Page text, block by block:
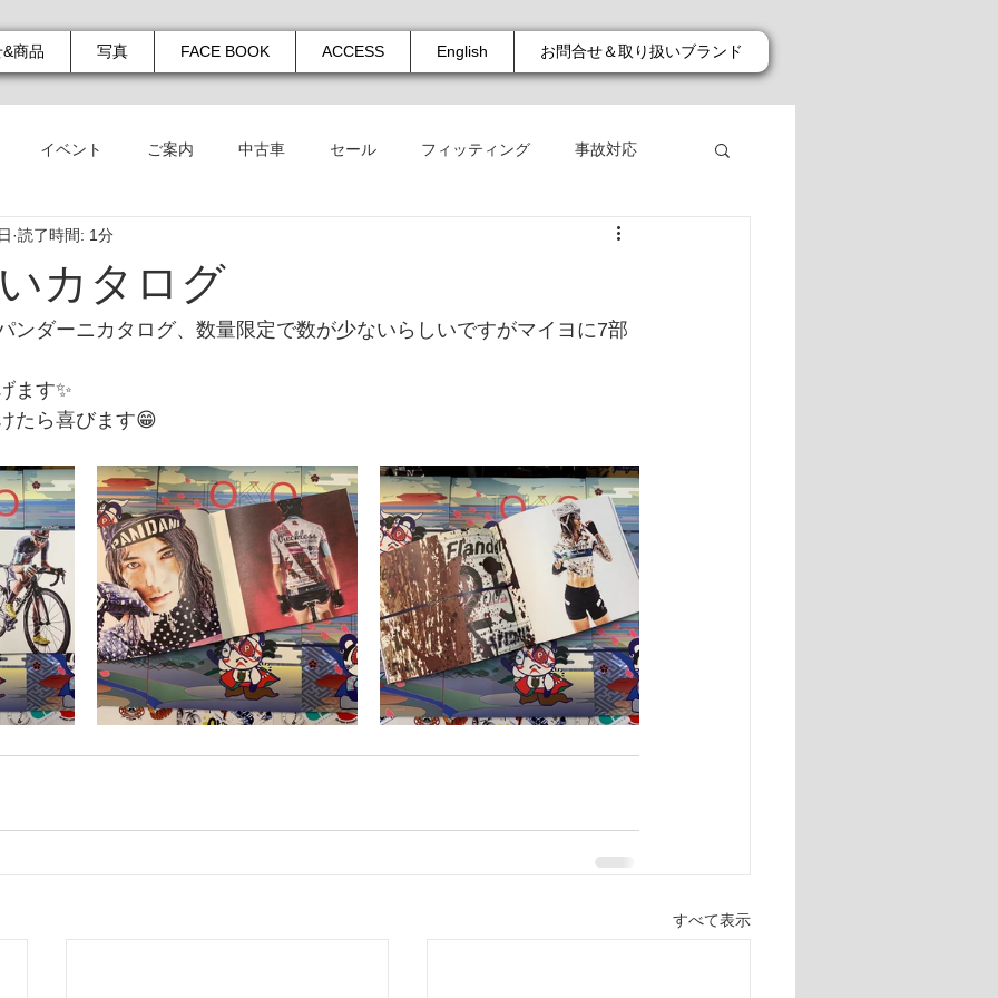
商品 写真 FACE BOOK ACCESS English お問合せ＆取り扱いブランド
イベント ご案内 中古車 セール フィッティング 事故対応
カタログ
読了時間: 1分
ンダーニカタログ、数量限定で数が少ないらしいですがマイヨに7部
ます✨
たら喜びます😁
すべて表示